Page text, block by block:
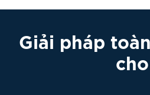
Giải pháp
cho